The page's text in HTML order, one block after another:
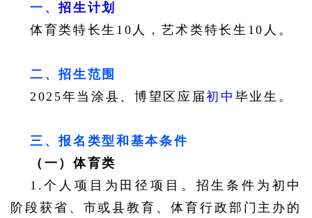
一、招生计划
体育类特长生 10人，艺术类特长生10人。
二、招生范围
2025年当涂县、博望区应届初中 毕业生。
三、报名类型和基本条件
（一）体育类
1.个人项目为田径项目。招生条件为初中
阶段获省、市或县教育、体育行政部门主办的